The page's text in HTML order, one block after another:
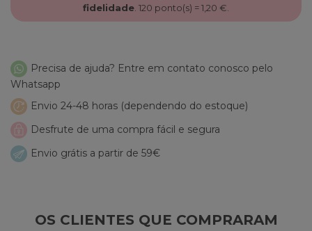
fidelidade 120 ponto(s) =1,20 €
Precisa de ajuda? Entre em contato conosco pelo
Whatsapp
Envio 24-48 horas (dependendo do estoque)
Desfrute de uma compra fácil e segura
Envio grátis a partir de 59€
OS CLIENTES QUE COMPRARAM